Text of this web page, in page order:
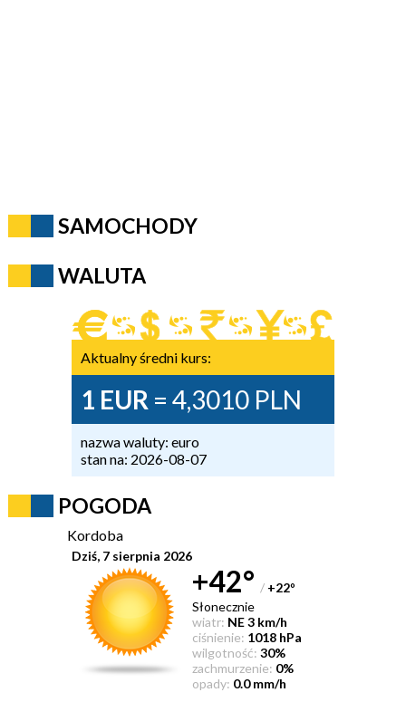
SAMOCHODY
WALUTA
Aktualny średni kurs:
1 EUR = 4,3010 PLN
nazwa waluty: euro
stan na: 2026-08-07
POGODA
Kordoba
Dziś, 7 sierpnia 2026
+42° / +22°
Słonecznie
wiatr: NE 3 km/h
ciśnienie: 1018 hPa
wilgotność: 30%
zachmurzenie: 0%
opady: 0.0 mm/h